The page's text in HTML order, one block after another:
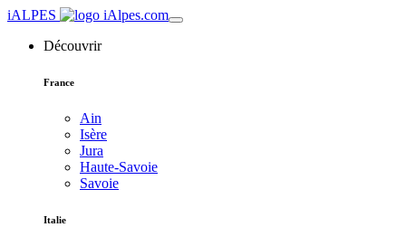
iALPES
Découvrir
France
Ain
Isère
Jura
Haute-Savoie
Savoie
Italie